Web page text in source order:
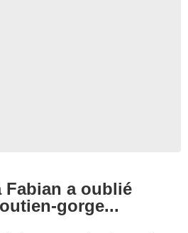
Fabian a oublié
gorge...